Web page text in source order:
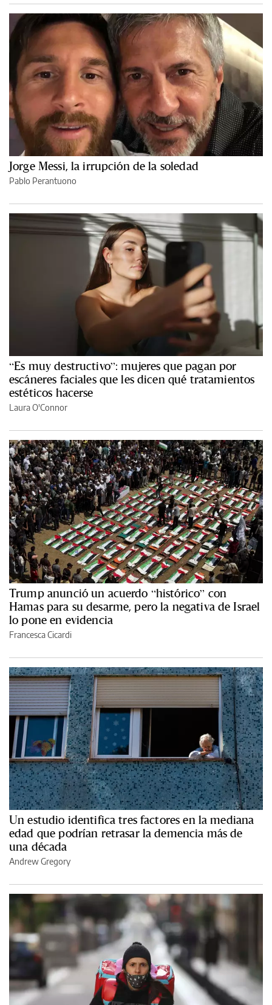
Jorge Messi, la irrupción de la soledad
Pablo Perantuono
“Es muy destructivo”: mujeres que pagan por
escáneres faciales que les dicen qué tratamientos
estéticos hacerse
Laura O'Connor
Trump anunció un acuerdo “histórico” con
Hamas para su desarme, pero la negativa de Israel
lo pone en evidencia
Francesca Cicardi
Un estudio identifica tres factores en la mediana
edad que podrían retrasar la demencia más de
una década
Andrew Gregory